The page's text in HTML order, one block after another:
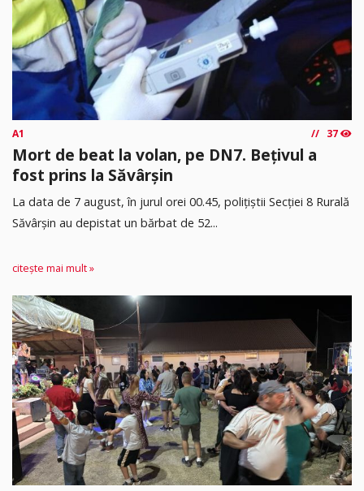
A1 37
Mort de beat la volan, pe DN7. Bețivul a
fost prins la Săvârșin
​La data de 7 august, în jurul orei 00.45, polițiștii Secției 8 Rurală
Săvârșin au depistat un bărbat de 52...
citește mai mult »